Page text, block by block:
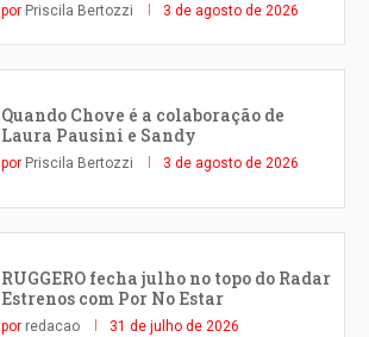
por Priscila Bertozzi 3 de agosto de 2026
Quando Chove é a colaboração de
Laura Pausini e Sandy
por Priscila Bertozzi 3 de agosto de 2026
RUGGERO fecha julho no topo do Radar
Estrenos com Por No Estar
por redacao 31 de julho de 2026